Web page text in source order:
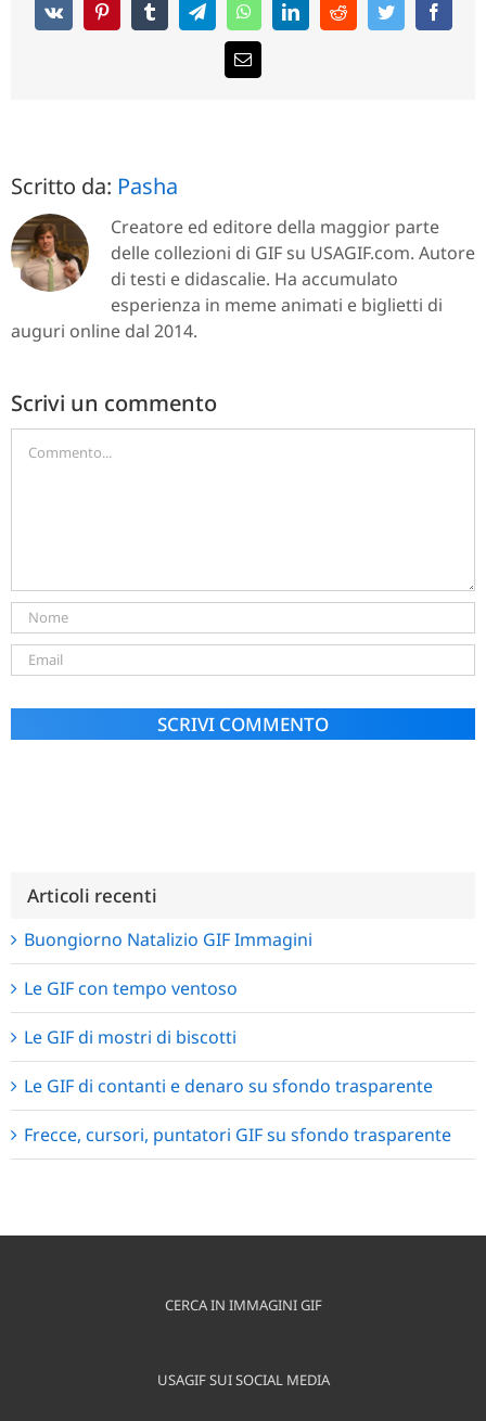
Scritto da: Pasha
Creatore ed editore della maggior parte
delle collezioni di GIF su USAGIF.com. Autore
di testi e didascalie. Ha accumulato
esperienza in meme animati e biglietti di
auguri online dal 2014.
Scrivi un commento
Articoli recenti
Buongiorno Natalizio GIF Immagini
Le GIF con tempo ventoso
Le GIF di mostri di biscotti
Le GIF di contanti e denaro su sfondo trasparente
Frecce, cursori, puntatori GIF su sfondo trasparente
CERCA IN IMMAGINI GIF
USAGIF SUI SOCIAL MEDIA